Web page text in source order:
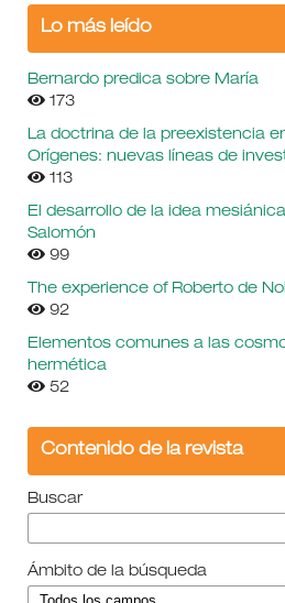
Lo más leído
Bernardo predica sobre María
173
La doctrina de la preexistencia
Orígenes: nuevas líneas de
113
El desarrollo de la idea
Salomón
99
The experience of Roberto de
92
Elementos comunes a las
hermética
52
Contenido de la revista
Buscar
Ámbito de la búsqueda